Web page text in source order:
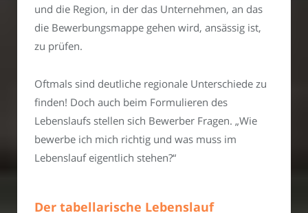
und die Region, in der das Unternehmen, an das
die Bewerbungsmappe gehen wird, ansässig ist,
zu prüfen.
Oftmals sind deutliche regionale Unterschiede zu
finden! Doch auch beim Formulieren des
Lebenslaufs stellen sich Bewerber Fragen. „Wie
bewerbe ich mich richtig und was muss im
Lebenslauf eigentlich stehen?“
Der tabellarische Lebenslauf